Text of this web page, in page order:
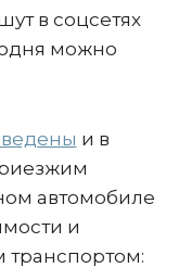
в соцсетях
можно
и в
автомобиле
и
транспортом: